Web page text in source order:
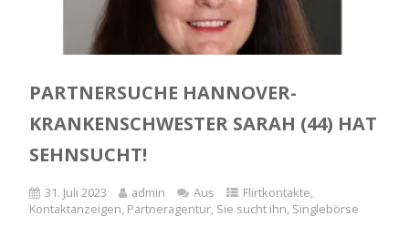
PARTNERSUCHE HANNOVER-
KRANKENSCHWESTER SARAH (44) HAT
SEHNSUCHT!
31. Juli 2023 admin Aus Flirtkontakte,
Kontaktanzeigen, Partneragentur, Sie sucht ihn, Singlebörse